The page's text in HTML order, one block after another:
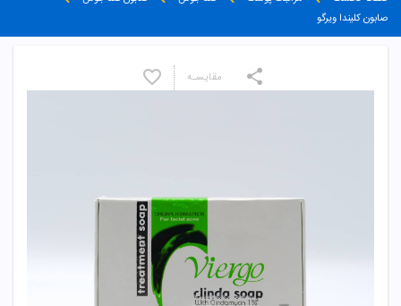
صابون کلیندا ویرگو
مقایسـه